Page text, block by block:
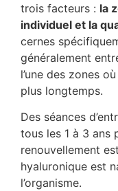
trois facteurs : la
individuel et la
cernes
généralement
l’une des zones
plus longtemps.
Des séances
tous les 1 à 3 ans
renouvellement
hyaluronique est
l’organisme.